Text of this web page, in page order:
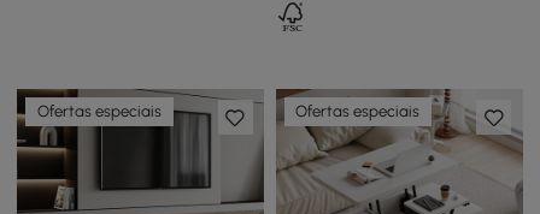
Ofertas especiais Ofertas especiais